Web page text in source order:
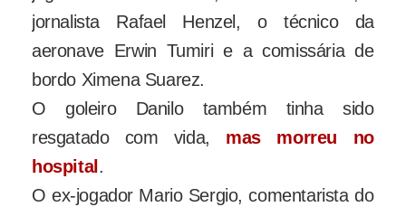
jornalista Rafael Henzel, o técnico da
aeronave Erwin Tumiri e a comissária de
bordo Ximena Suarez.
O goleiro Danilo também tinha sido
resgatado com vida, mas morreu no
hospital .
O ex-jogador Mario Sergio, comentarista do